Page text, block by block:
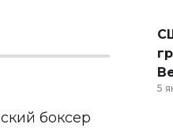
боксер
5